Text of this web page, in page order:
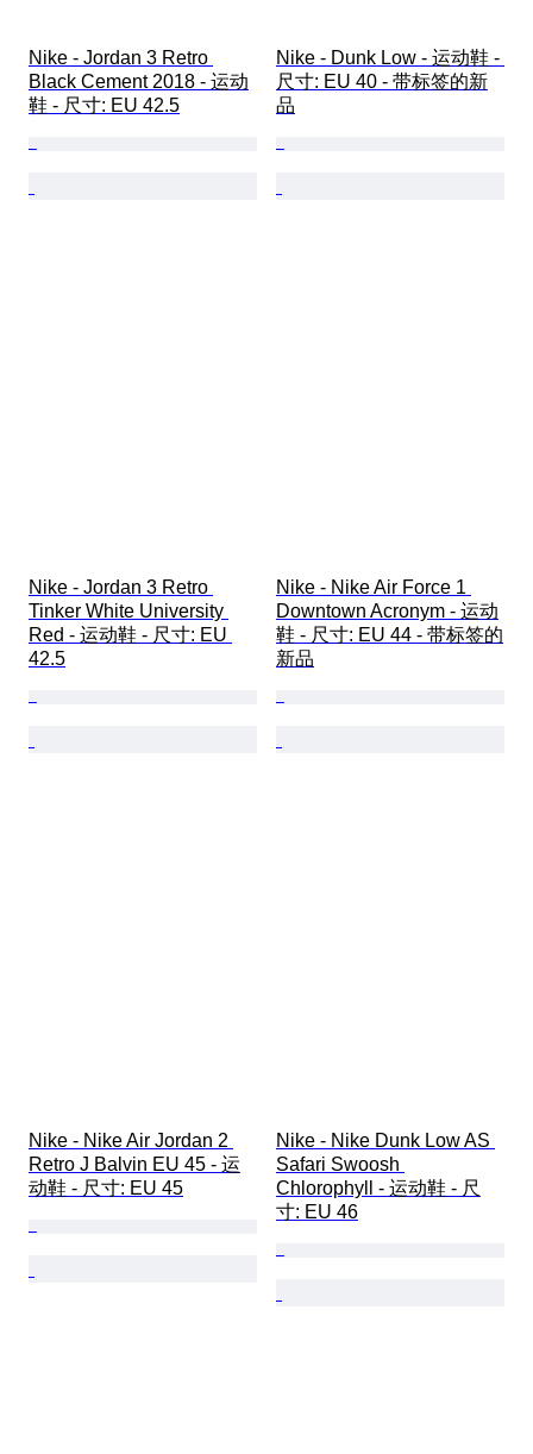
Nike - Jordan 3 Retro
Black Cement 2018 - 运动
鞋 - 尺寸: EU 42.5
Nike - Dunk Low - 运动鞋 -
尺寸: EU 40 - 带标签的新
品
Nike - Jordan 3 Retro
Tinker White University
Red - 运动鞋 - 尺寸: EU
42.5
Nike - Nike Air Force 1
Downtown Acronym - 运动
鞋 - 尺寸: EU 44 - 带标签的
新品
Nike - Nike Air Jordan 2
Retro J Balvin EU 45 - 运
动鞋 - 尺寸: EU 45
Nike - Nike Dunk Low AS
Safari Swoosh
Chlorophyll - 运动鞋 - 尺
寸: EU 46